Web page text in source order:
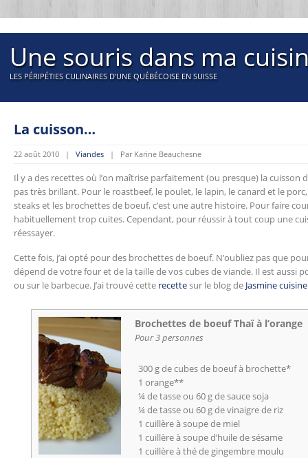
Une souris dans ma
LES PÉRIPÉTIES CULINAIRES D'UNE QUÉBÉCOISE EN SUISSE
La cuisson…
22 août 2010 | Viandes | Par Karine Beauchesne
Il y a des recettes où l’on maîtrise parfaitement (ou presque) la cuisson
pas très brillant. Pour le roastbeef, le poulet, le lapin, le canard et le
steaks et les brochettes de boeuf, c’est une autre histoire. Pour faire
habituellement trop cuites. Cependant, pour réussir à tout coup une
réessayer.
Cette fois, j’ai opté pour des brochettes de boeuf. N’oubliez pas que
dépend de votre four et de la taille de vos cubes de viande. Il est aussi
ou sur le barbecue. J’ai trouvé cette recettesur le blog de Jasmine cuisine
Brochettes de boeuf Thaï à l’orange
Pour 3 personnes
300 g de cubes de boeuf à brochette*
1 orange**
¼ de tasse ou 60 g de sauce soja
¼ de tasse ou 60 g de vinaigre de riz
1 cuillère à soupe de miel
1 cuillère à soupe d’huile de sésame
1 cuillère à thé de gingembre moulu